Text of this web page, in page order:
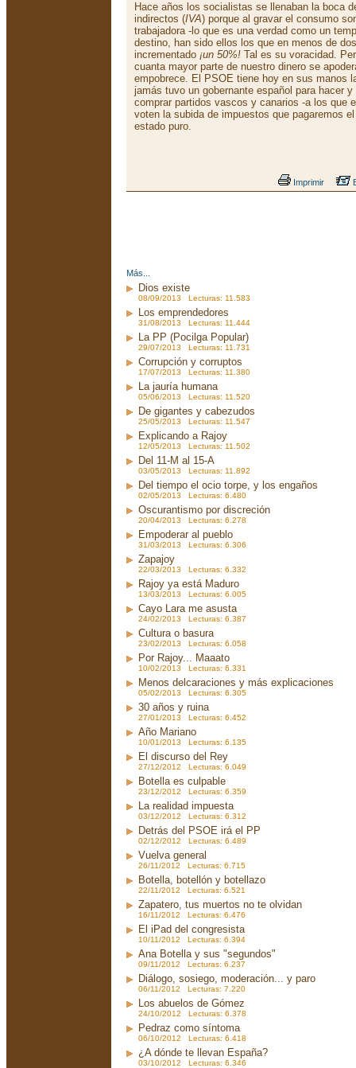
Hace años los socialistas se llenaban la boca
indirectos (IVA) porque al gravar el consumo
trabajadora -lo que es una verdad como un
destino, han sido ellos los que en menos de
incrementado ¡un 50%! Tal es su voracidad.
cuanta mayor parte de nuestro dinero se
empobrece. El PSOE tiene hoy en sus manos
jamás tuvo un gobernante español para hacer
comprar partidos vascos y canarios -a los que
voten la subida de impuestos que pagaremos
estado puro.
Imprimir
Más...
Dios existe
08/09/2013 Lecturas: 11.583
Los emprendedores
31/08/2013 Lecturas: 11.444
La PP (Pocilga Popular)
29/07/2013 Lecturas: 11.731
Corrupción y corruptos
17/07/2013 Lecturas: 11.380
La jauría humana
05/06/2013 Lecturas: 11.520
De gigantes y cabezudos
25/05/2013 Lecturas: 11.547
Explicando a Rajoy
12/05/2013 Lecturas: 11.502
Del 11-M al 15-A
03/05/2013 Lecturas: 11.892
Del tiempo el ocio torpe, y los engaños
02/05/2013 Lecturas: 6.480
Oscurantismo por discreción
20/04/2013 Lecturas: 6.278
Empoderar al pueblo
31/03/2013 Lecturas: 6.306
Zapajoy
22/03/2013 Lecturas: 6.332
Rajoy ya está Maduro
13/03/2013 Lecturas: 6.005
Cayo Lara me asusta
24/02/2013 Lecturas: 6.387
Cultura o basura
23/02/2013 Lecturas: 6.058
Por Rajoy... Maaato
10/02/2013 Lecturas: 6.331
Menos delcaraciones y más explicaciones
05/02/2013 Lecturas: 6.305
30 años y ruina
27/01/2013 Lecturas: 6.452
Año Mariano
10/01/2013 Lecturas: 6.135
El discurso del Rey
27/12/2012 Lecturas: 6.049
Botella es culpable
23/12/2012 Lecturas: 6.359
La realidad impuesta
03/12/2012 Lecturas: 6.312
Detrás del PSOE irá el PP
02/12/2012 Lecturas: 6.489
Vuelva general
26/11/2012 Lecturas: 6.715
Botella, botellón y botellazo
22/11/2012 Lecturas: 6.521
Zapatero, tus muertos no te olvidan
16/11/2012 Lecturas: 6.476
El iPad del congresista
10/11/2012 Lecturas: 6.394
Ana Botella y sus "segundos"
09/11/2012 Lecturas: 6.237
Diálogo, sosiego, moderación... y paro
06/11/2012 Lecturas: 7.220
Los abuelos de Gómez
24/10/2012 Lecturas: 6.378
Pedraz como síntoma
06/10/2012 Lecturas: 6.418
¿A dónde te llevan España?
03/10/2012 Lecturas: 6.346